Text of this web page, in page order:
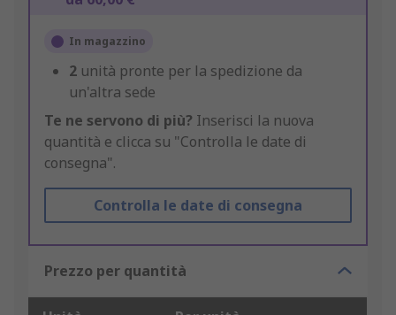
In magazzino
2 unità pronte per la spedizione da
un'altra sede
Te ne servono di più? Inserisci la nuova
quantità e clicca su "Controlla le date di
consegna".
Controlla le date di consegna
Prezzo per quantità